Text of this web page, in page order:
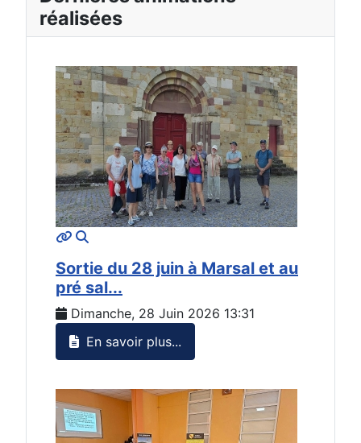
réalisées
MOD_JTCS_VIEW_ARTICLE_LINK
Sortie du 28 juin à Marsal et au
pré sal...
Dimanche, 28 Juin 2026 13:31
En savoir plus...